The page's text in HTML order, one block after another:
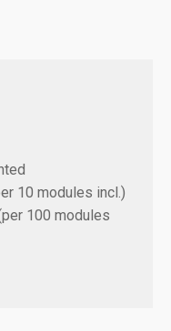
10 modules incl.)
100 modules